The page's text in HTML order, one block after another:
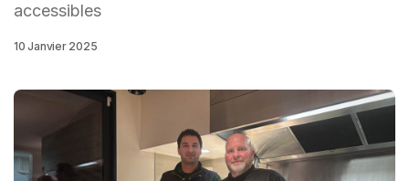
accessibles
10 Janvier 2025